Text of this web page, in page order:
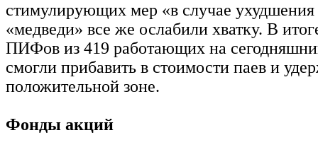
стимулирующих мер «в случае ухудшения
«медведи» все же ослабили хватку. В
ПИФов из 419 работающих на
смогли прибавить в стоимости паев и
положительной зоне.
Фонды акций